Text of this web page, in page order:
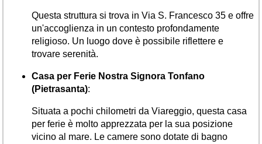
Questa struttura si trova in Via S. Francesco 35 e offre
un'accoglienza in un contesto profondamente
religioso. Un luogo dove è possibile riflettere e
trovare serenità.
Casa per Ferie Nostra Signora Tonfano
(Pietrasanta):
Situata a pochi chilometri da Viareggio, questa casa
per ferie è molto apprezzata per la sua posizione
vicino al mare. Le camere sono dotate di bagno